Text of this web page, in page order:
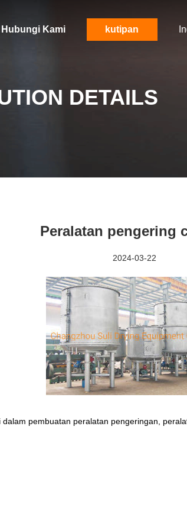
Hubungi Kami kutipan
DETAILS
Peralatan pengering
2024-03-22
pembuatan peralatan pengeringan,